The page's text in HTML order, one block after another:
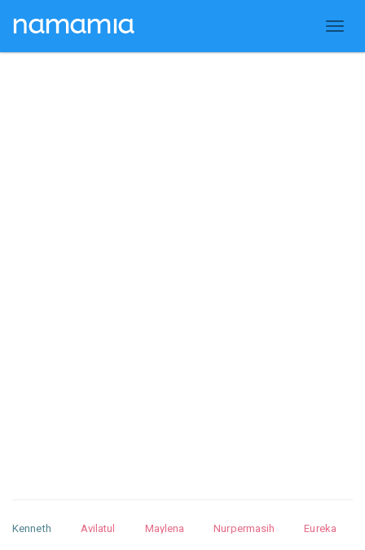
Kenneth Avilatul Maylena Nurpermasih
Eureka